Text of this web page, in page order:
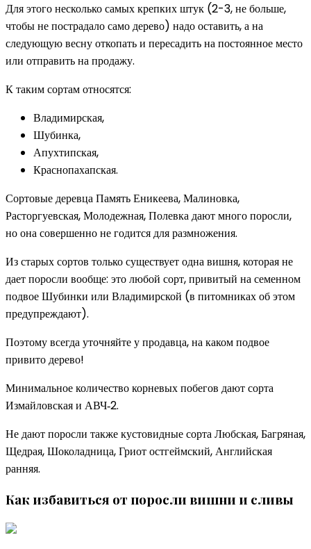
Для этого несколько самых крепких штук (2-3, не больше,
чтобы не пострадало само дерево) надо оставить, а на
следующую весну откопать и пересадить на постоянное место
или отправить на продажу.
К таким сортам относятся:
Владимирская,
Шубинка,
Апухтипская,
Краснопахапская.
Сортовые деревца Память Еникеева, Малиновка,
Расторгуевская, Молодежная, Полевка дают много поросли,
но она совершенно не годится для размножения.
Из старых сортов только существует одна вишня, которая не
дает поросли вообще: это любой сорт, привитый на семенном
подвое Шубинки или Владимирской (в питомниках об этом
предупреждают).
Поэтому всегда уточняйте у продавца, на каком подвое
привито дерево!
Минимальное количество корневых побегов дают сорта
Измайловская и АВЧ‑2.
Не дают поросли также кустовидные сорта Любская, Багряная,
Щедрая, Шоколадница, Гриот остгеймский, Английская
ранняя.
Как избавиться от поросли вишни и сливы